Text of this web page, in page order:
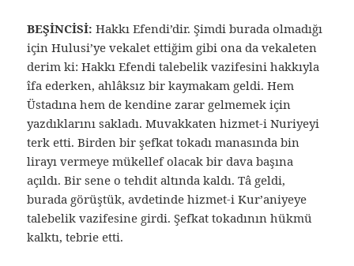
BEŞİNCİSİ: Hakkı Efendi’dir. Şimdi burada olmadığı
için Hulusi’ye vekalet ettiğim gibi ona da vekaleten
derim ki: Hakkı Efendi talebelik vazifesini hakkıyla
îfa ederken, ahlâksız bir kaymakam geldi. Hem
Üstadına hem de kendine zarar gelmemek için
yazdıklarını sakladı. Muvakkaten hizmet-i Nuriyeyi
terk etti. Birden bir şefkat tokadı manasında bin
lirayı vermeye mükellef olacak bir dava başına
açıldı. Bir sene o tehdit altında kaldı. Tâ geldi,
burada görüştük, avdetinde hizmet-i Kur’aniyeye
talebelik vazifesine girdi. Şefkat tokadının hükmü
kalktı, tebrie etti.